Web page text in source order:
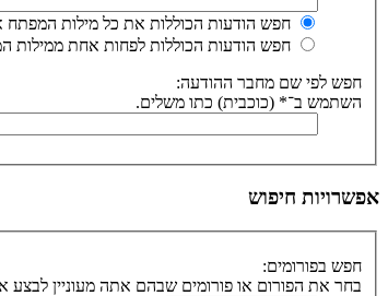
חפש הודעות הכוללות את כל מילות
חפש הודעות הכוללות לפחות אחת ממילות
חפש לפי שם מחבר ההודעה:
השתמש ב־* (כוכבית) כתו משלים.
אפשרויות חיפוש
חפש בפורומים:
בחר את הפורום או פורומים שבהם אתה מעוניין